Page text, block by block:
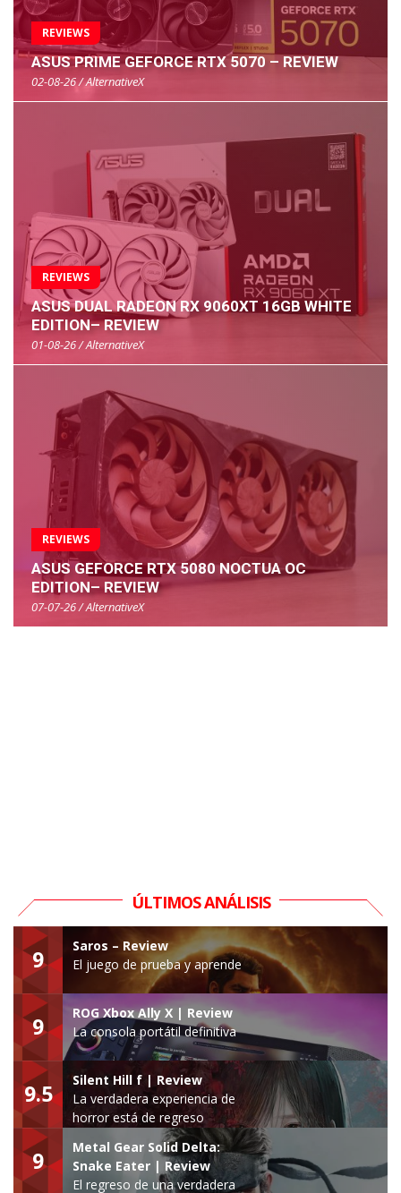
REVIEWS
ASUS PRIME GEFORCE RTX 5070 – REVIEW
02-08-26 / AlternativeX
REVIEWS
ASUS DUAL RADEON RX 9060XT 16GB WHITE
EDITION– REVIEW
01-08-26 / AlternativeX
REVIEWS
ASUS GEFORCE RTX 5080 NOCTUA OC
EDITION– REVIEW
07-07-26 / AlternativeX
ÚLTIMOS ANÁLISIS
9
Saros – Review
El juego de prueba y aprende
9
ROG Xbox Ally X | Review
La consola portátil definitiva
9.5
Silent Hill f | Review
La verdadera experiencia de
horror está de regreso
9
Metal Gear Solid Delta:
Snake Eater | Review
El regreso de una verdadera